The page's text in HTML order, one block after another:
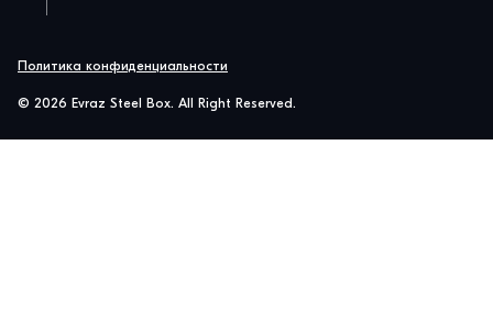
© 2026 Evraz Steel Box. All Right Reserved.
Политика конфиденциальности